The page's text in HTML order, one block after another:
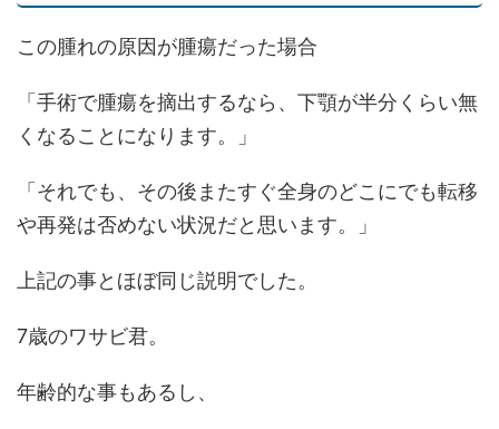
この腫れの原因が腫瘍だった場合
「手術で腫瘍を摘出するなら、下顎が半分くらい無
くなることになります。」
「それでも、その後またすぐ全身のどこにでも転移
や再発は否めない状況だと思います。」
上記の事とほぼ同じ説明でした。
7歳のワサビ君。
年齢的な事もあるし、